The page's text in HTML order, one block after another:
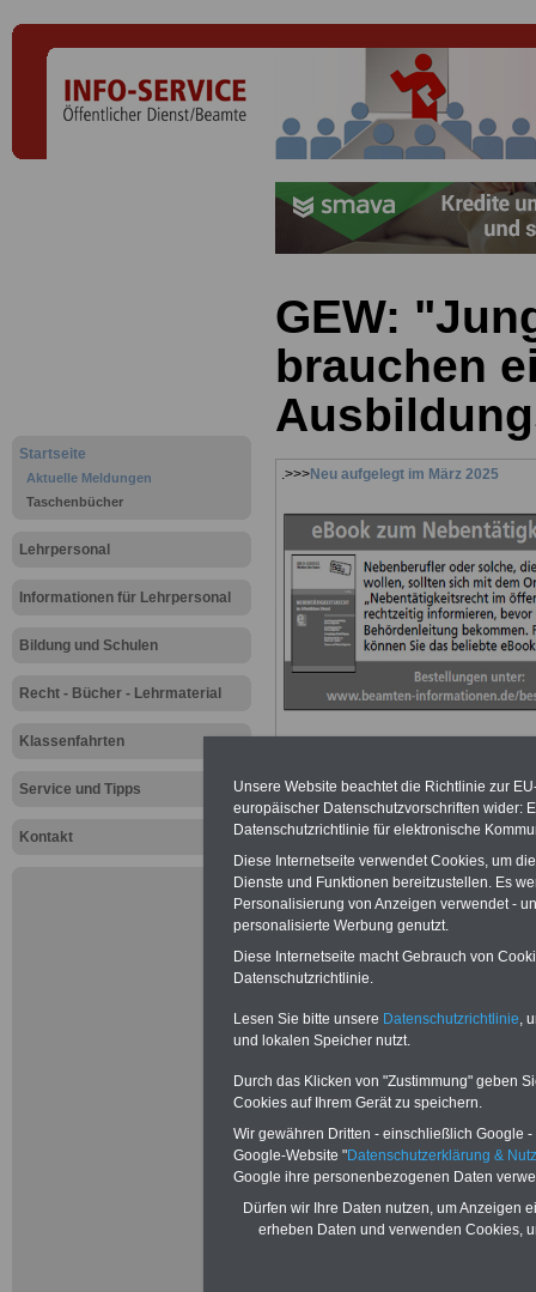
Startseite
Aktuelle Meldungen
Taschenbücher
Lehrpersonal
Informationen für Lehrpersonal
Bildung und Schulen
Recht - Bücher - Lehrmaterial
Klassenfahrten
Service und Tipps
Kontakt
GEW:
brauchen
.>>>Neu aufgelegt im März 2025
Zur Übersicht
Lehrerinnen
GEW: "Junge
eine
Veröffentlichung
Für eine
Unsere Website beachtet die Richtlinie zur
europäischer Datenschutzvorschriften wider:
Datenschutzrichtlinie für elektronische
Diese Internetseite verwendet Cookies, um
Dienste und Funktionen bereitzustellen. Es
Personalisierung von Anzeigen verwendet -
personalisierte Werbung genutzt.
Diese Internetseite macht Gebrauch von
Datenschutzrichtlinie.
Lesen Sie bitte unsere Datenschutzrichtlinie ,
und lokalen Speicher nutzt.
Durch das Klicken von "Zustimmung" geben
Cookies auf Ihrem Gerät zu speichern.
Wir gewähren Dritten - einschließlich Google
Google-Website "Datenschutzerklärung &
Google ihre personenbezogenen Daten
Dürfen wir Ihre Daten nutzen, um Anzeigen
erheben Daten und verwenden Cookies,